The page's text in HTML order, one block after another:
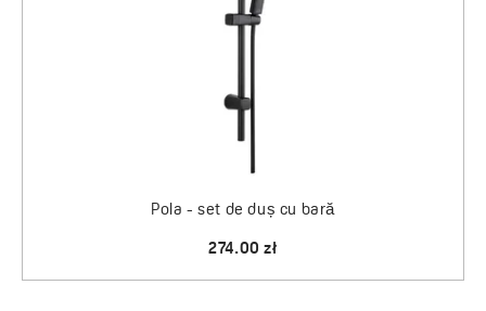
Pola - set de duș cu bară
274.00 zł